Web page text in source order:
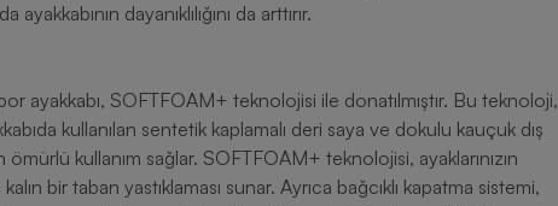
dayanıklılığını da arttırır.
ayakkabı, SOFTFOAM+ teknolojisi ile donatılmıştır. Bu teknoloji,
kullanılan sentetik kaplamalı deri saya ve dokulu kauçuk dış
ömürlü kullanım sağlar. SOFTFOAM+ teknolojisi, ayaklarınızın
bir taban yastıklaması sunar. Ayrıca bağcıklı kapatma sistemi,